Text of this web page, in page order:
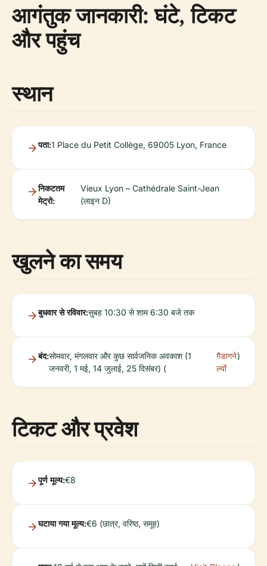
आगंतुक जानकारी: घंटे, टिकट
और पहुंच
स्थान
पता:1 Place du Petit Collège, 69005 Lyon, France
निकटतम
मेट्रो:
Vieux Lyon – Cathédrale Saint-Jean
(लाइन D)
खुलने का समय
बुधवार से रविवार:सुबह 10:30 से शाम 6:30 बजे तक
बंद:सोमवार, मंगलवार और कुछ सार्वजनिक अवकाश (1
जनवरी, 1 मई, 14 जुलाई, 25 दिसंबर) (
गैडागने
ल्यों
)
टिकट और प्रवेश
पूर्ण मूल्य:€8
घटाया गया मूल्य:€6 (छात्र, वरिष्ठ, समूह)